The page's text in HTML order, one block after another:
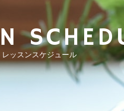
レッスンスケジュール